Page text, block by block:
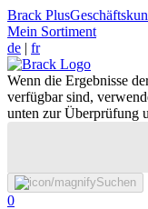
Brack Plus
Mein Sortiment
de | fr
Wenn die Ergebnisse
verfügbar sind,
unten zur Überprüfung
Suchen
0